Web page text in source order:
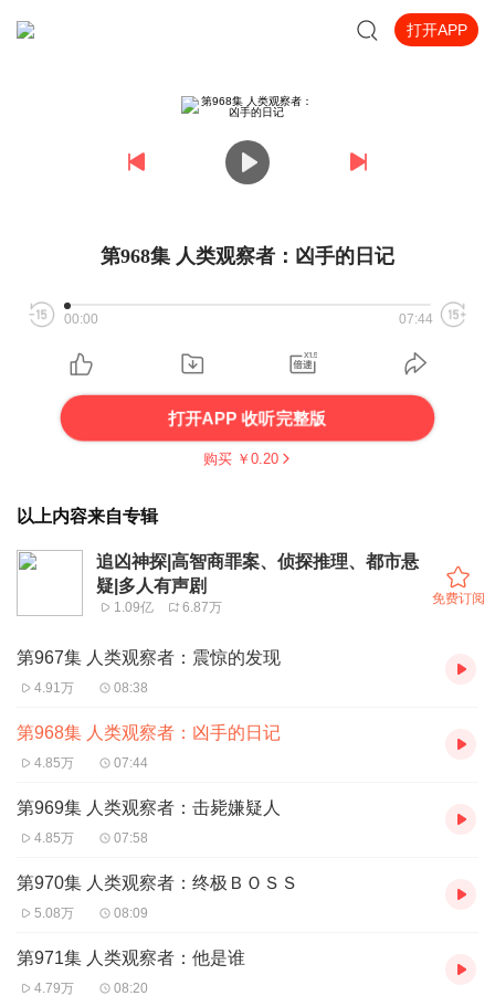
打开APP
第968集 人类观察者：凶手的日记
00:00 07:44
打开APP 收听完整版
购买 ￥ 0.20
以上内容来自专辑
追凶神探|高智商罪案、侦探推理、都市悬
疑|多人有声剧
1.09亿 6.87万
免费订阅
第967集 人类观察者：震惊的发现
4.91万 08:38
第968集 人类观察者：凶手的日记
4.85万 07:44
第969集 人类观察者：击毙嫌疑人
4.85万 07:58
第970集 人类观察者：终极ＢＯＳＳ
5.08万 08:09
第971集 人类观察者：他是谁
4.79万 08:20